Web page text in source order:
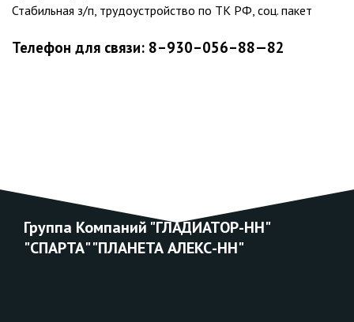
Стабильная з/п, трудоустройство по ТК РФ, соц. пакет
Телефон для связи: 8–930–056–88—82
Группа Компаний "ГЛАДИАТОР-НН"
"СПАРТА" "ПЛАНЕТА АЛЕКС-НН"